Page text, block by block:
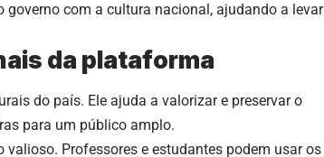
com a cultura nacional, ajudando a levar
da plataforma
do país. Ele ajuda a valorizar e preservar o
para um público amplo.
Professores e estudantes podem usar os